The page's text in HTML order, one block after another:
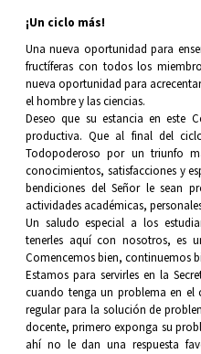
¡Un ciclo más!
Una nueva oportunidad para
fructíferas con todos los
nueva oportunidad para
el hombre y las ciencias.
Deseo que su estancia en este
productiva. Que al final del
Todopoderoso por un triunfo
conocimientos, satisfacciones y
bendiciones del Señor le sean
actividades académicas,
Un saludo especial a los
tenerles aquí con nosotros, es
Comencemos bien, continuemos
Estamos para servirles en la
cuando tenga un problema en el
regular para la solución de
docente, primero exponga su
ahí no le dan una respuesta